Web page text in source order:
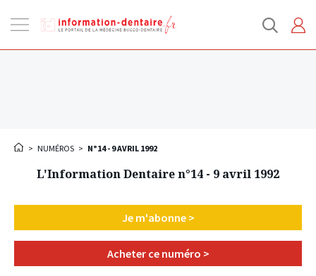
la
> NUMÉROS > N°14 - 9 AVRIL 1992
L'Information Dentaire n°14 - 9 avril 1992
Je m'abonne >
Acheter ce numéro >